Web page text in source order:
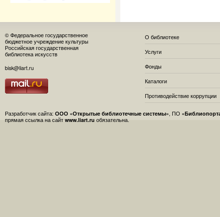
© Федеральное государственное
бюджетное учреждение культуры
Российская государственная
библиотека искусств
bisk@liart.ru
О библиотеке
Услуги
Фонды
Каталоги
Противодействие коррупции
Разработчик сайта: ООО «Открытые библиотечные системы» , ПО
прямая ссылка на сайт www.liart.ru обязательна.